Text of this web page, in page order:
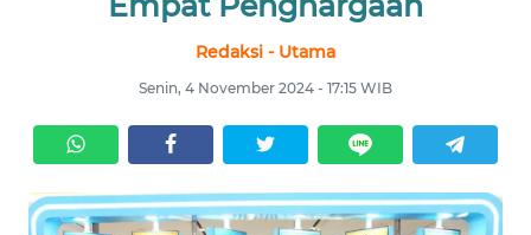
Redaksi - Utama
Senin, 4 November 2024 - 17:15 WIB
SERBA-
SERBI
OPINI